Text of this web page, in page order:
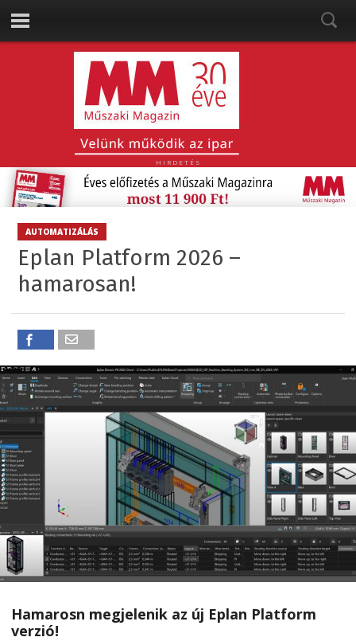
HIRDETÉS
AUTOMATIZÁLÁS
Eplan Platform 2026 –
hamarosan!
Hamarosn megjelenik az új Eplan Platform
verzió!